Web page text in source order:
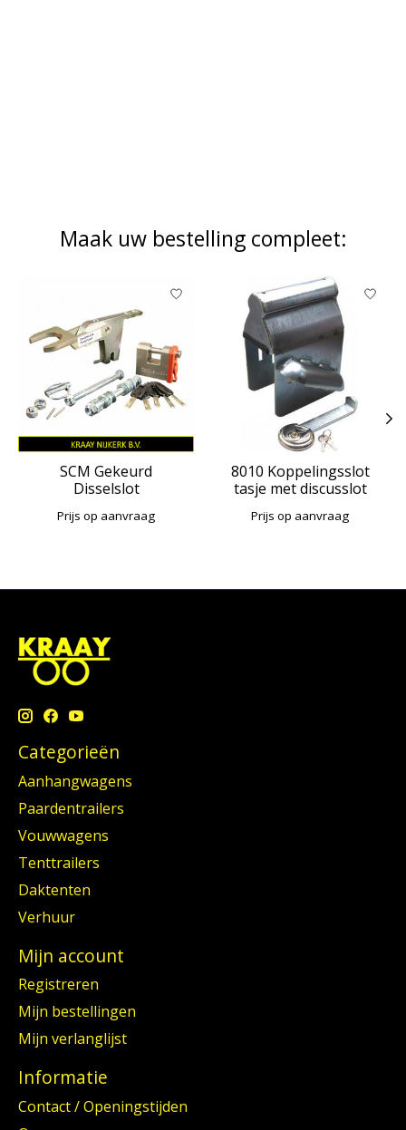
Maak uw bestelling compleet:
Items van productcarrousel
SCM Gekeurd
Disselslot
Prijs op aanvraag
8010 Koppelingsslot
tasje met discusslot
Prijs op aanvraag
Categorieën
Aanhangwagens
Paardentrailers
Vouwwagens
Tenttrailers
Daktenten
Verhuur
Mijn account
Registreren
Mijn bestellingen
Mijn verlanglijst
Informatie
Contact / Openingstijden